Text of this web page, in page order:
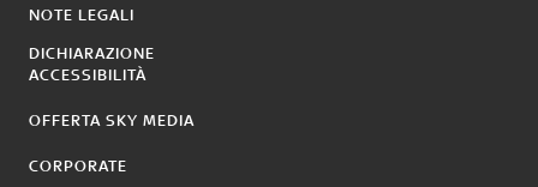
NOTE LEGALI
DICHIARAZIONE
ACCESSIBILITÀ
OFFERTA SKY MEDIA
CORPORATE